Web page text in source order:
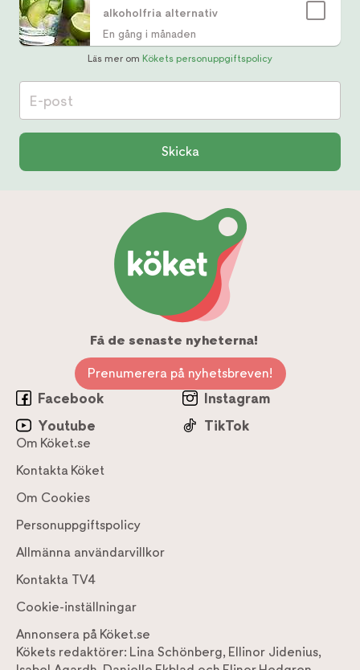
alkoholfria alternativ
En gång i månaden
Läs mer om Kökets personuppgiftspolicy
E-post
Skicka
Få de senaste nyheterna!
Prenumerera på nyhetsbreven!
Facebook
Instagram
Youtube
TikTok
Om Köket.se
Kontakta Köket
Om Cookies
Personuppgiftspolicy
Allmänna användarvillkor
Kontakta TV4
Cookie-inställningar
Annonsera på Köket.se
Kökets redaktörer: Lina Schönberg, Ellinor Jidenius,